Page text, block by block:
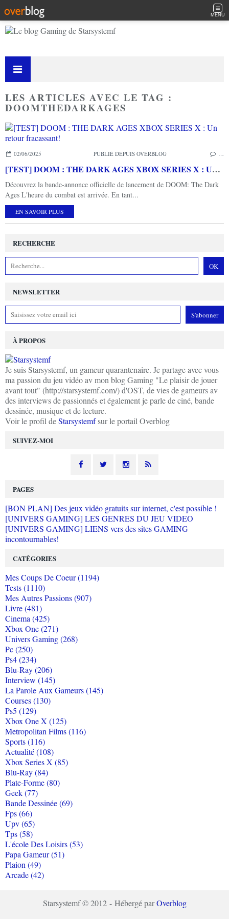
MENU
LES ARTICLES AVEC LE TAG :
DOOMTHEDARKAGES
02/06/2025 PUBLIÉ DEPUIS OVERBLOG
[TEST] DOOM : THE DARK AGES XBOX SERIES X : Un retour fracassant!
Découvrez la bande-annonce officielle de lancement de DOOM: The Dark
Ages L'heure du combat est arrivée. En tant...
EN SAVOIR PLUS
NEWSLETTER
SUIVEZ-MOI
RECHERCHE
À PROPOS
Je suis Starsystemf, un gameur quarantenaire. Je partage avec vous
ma passion du jeu vidéo av mon blog Gaming "Le plaisir de jouer
avant tout" (http://starsystemf.com/) d'OST, de vies de gameurs av
des interviews de passionnés et également je parle de ciné, bande
dessinée, musique et de lecture.
Voir le profil deStarsystemfsur le portail Overblog
PAGES
[BON PLAN] Des jeux vidéo gratuits sur internet, c'est possible !
[UNIVERS GAMING] LES GENRES DU JEU VIDEO
[UNIVERS GAMING] LIENS vers des sites GAMING
incontournables!
CATÉGORIES
Mes Coups De Coeur (1194)
Tests (1110)
Mes Autres Passions (907)
Livre (481)
Cinema (425)
Xbox One (271)
Univers Gaming (268)
Pc (250)
Ps4 (234)
Blu-Ray (206)
Interview (145)
La Parole Aux Gameurs (145)
Courses (130)
Ps5 (129)
Xbox One X (125)
Metropolitan Films (116)
Sports (116)
Actualité (108)
Xbox Series X (85)
Blu-Ray (84)
Plate-Forme (80)
Geek (77)
Bande Dessinée (69)
Fps (66)
Upv (65)
Tps (58)
L'école Des Loisirs (53)
Papa Gameur (51)
Plaion (49)
Arcade (42)
Starsystemf © 2012 - Hébergé parOverblog